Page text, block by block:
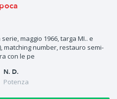
maggio 1966, targa MI.. e
matching number, restauro semi-
con le pe
N. D.
Potenza